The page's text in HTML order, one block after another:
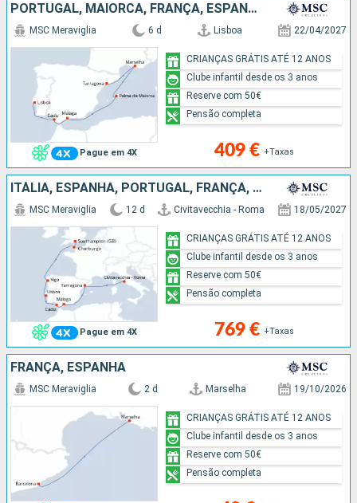
PORTUGAL, MAIORCA, FRANÇA, ESPANHA
Pague em 4X
MSC Meraviglia 6 d Lisboa 22/04/2027
409 € +Taxas
CRIANÇAS GRÁTIS ATÉ 12 ANOS
Clube infantil desde os 3 anos
Reserve com 50€
Pensão completa
ITÁLIA, ESPANHA, PORTUGAL, FRANÇA, REINO UNIDO
Pague em 4X
MSC Meraviglia 12 d Civitavecchia - Roma 18/05/2027
769 € +Taxas
CRIANÇAS GRÁTIS ATÉ 12 ANOS
Clube infantil desde os 3 anos
Reserve com 50€
Pensão completa
FRANÇA, ESPANHA
MSC Meraviglia 2 d Marselha 19/10/2026
CRIANÇAS GRÁTIS ATÉ 12 ANOS
Clube infantil desde os 3 anos
Reserve com 50€
Pensão completa